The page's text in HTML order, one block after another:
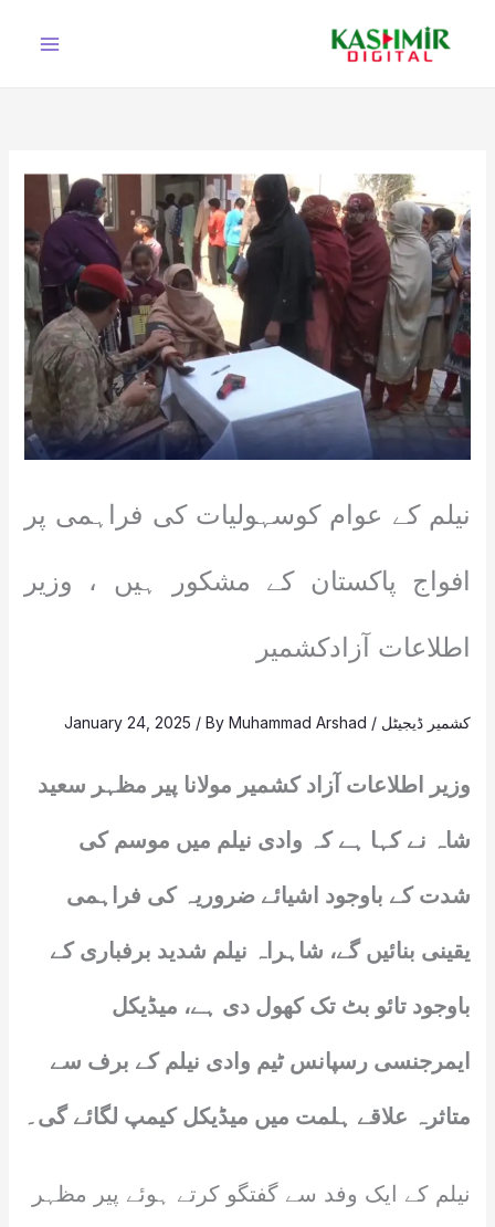
نیلم کے عوام کوسہولیات کی فراہمی پر
افواج پاکستان کے مشکور ہیں ، وزیر
اطلاعات آزادکشمیر
کشمیر ڈیجیٹل /
January 24, 2025 / ByMuhammad Arshad
وزیر اطلاعات آزاد کشمیر مولانا پیر مظہر سعید
شاہ نے کہا ہے کہ وادی نیلم میں موسم کی
شدت کے باوجود اشیائے ضروریہ کی فراہمی
یقینی بنائیں گے، شاہراہ نیلم شدید برفباری کے
باوجود تائو بٹ تک کھول دی ہے، میڈیکل
ایمرجنسی رسپانس ٹیم وادی نیلم کے برف سے
متاثرہ علاقے ہلمت میں میڈیکل کیمپ لگائے گی۔
نیلم کے ایک وفد سے گفتگو کرتے ہوئے پیر مظہر